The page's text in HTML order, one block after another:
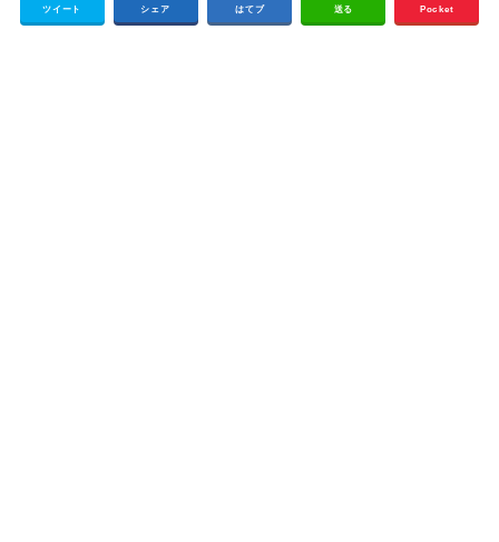
ツイート シェア はてブ 送る Pocket